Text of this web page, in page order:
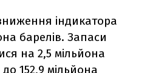
індикатора
барелів. Запаси
на 2,5 мільйона
152,9 мільйона